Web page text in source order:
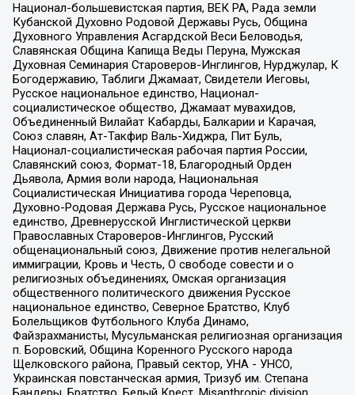
Национал-большевистская партия, ВЕК РА, Рада земли
Кубанской Духовно Родовой Державы Русь, Община
Духовного Управления Асгардской Веси Беловодья,
Славянская Община Капища Веды Перуна, Мужская
Духовная Семинария Староверов-Инглингов, Нурджулар, К
Богодержавию, Таблиги Джамаат, Свидетели Иеговы,
Русское национальное единство, Национал-
социалистическое общество, Джамаат мувахидов,
Объединенный Вилайат Кабарды, Балкарии и Карачая,
Союз славян, Ат-Такфир Валь-Хиджра, Пит Буль,
Национал-социалистическая рабочая партия России,
Славянский союз, Формат-18, Благородный Орден
Дьявола, Армия воли народа, Национальная
Социалистическая Инициатива города Череповца,
Духовно-Родовая Держава Русь, Русское национальное
единство, Древнерусской Инглистической церкви
Православных Староверов-Инглингов, Русский
общенациональный союз, Движение против нелегальной
иммиграции, Кровь и Честь, О свободе совести и о
религиозных объединениях, Омская организация
общественного политического движения Русское
национальное единство, Северное Братство, Клуб
Болельщиков Футбольного Клуба Динамо,
Файзрахманисты, Мусульманская религиозная организация
п. Боровский, Община Коренного Русского народа
Щелковского района, Правый сектор, УНА - УНСО,
Украинская повстанческая армия, Тризуб им. Степана